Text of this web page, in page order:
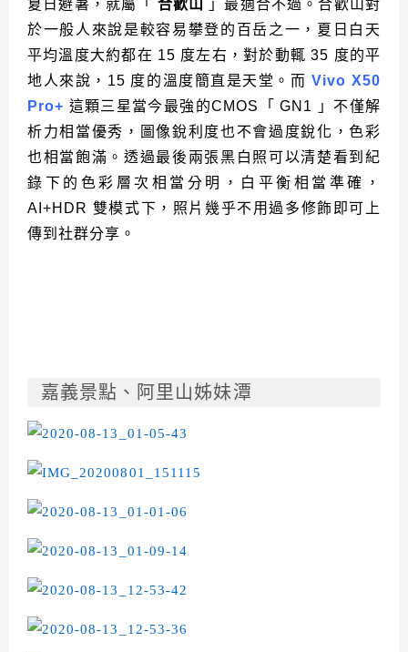
夏日避暑，就屬「 合歡山
」最適合不過。合歡山對
於一般人來說是較容易攀登的百岳之一，夏日白天
平均溫度大約都在 15 度左右，對於動輒 35 度的平
地人來說，15 度的溫度簡直是天堂。而Vivo X50
Pro+ 這顆三星當今最強的CMOS「 GN1 」不僅解
析力相當優秀，圖像銳利度也不會過度銳化，色彩
也相當飽滿。透過最後兩張黑白照可以清楚看到紀
錄下的色彩層次相當分明，白平衡相當準確，
AI+HDR 雙模式下，照片幾乎不用過多修飾即可上
傳到社群分享。
嘉義景點、阿里山姊妹潭